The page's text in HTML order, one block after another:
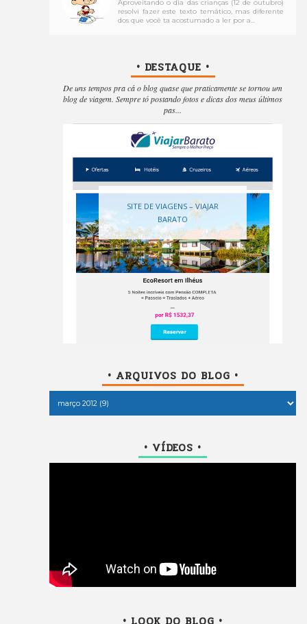
Aproveitando o dia das crianças (12 de outubro)
resolvi fazer este texto temático, mas diferente
dos que você ta acostumado a ler por a...
• DESTAQUE •
SITE DE VIAGENS – VIAJAR
BARATO
De uns tempos pra cá o blog quase que praticamente se tornou um
blog de viagem. Sempre tó postando fotos e dicas dos meus últimos
pas...
• ARQUIVOS DO BLOG •
• VÍDEOS •